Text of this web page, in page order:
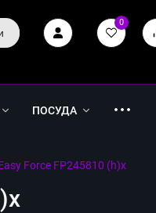
0
ПОСУДА
Force FP245810 (h)x